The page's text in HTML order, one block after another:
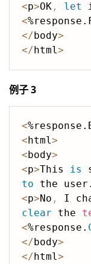
<p>OK , let
<
</body>
</html>
例子 3
<
<html>
<body>
<p>This is
to the user.
<p>No , I
clear the
<%response.
</body>
</html>